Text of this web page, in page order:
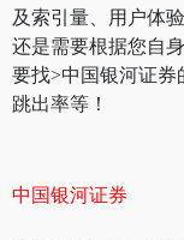
及索引量、用户体
还是需要根据您自
要找>中国银河证券
跳出率等！
中国银河证券